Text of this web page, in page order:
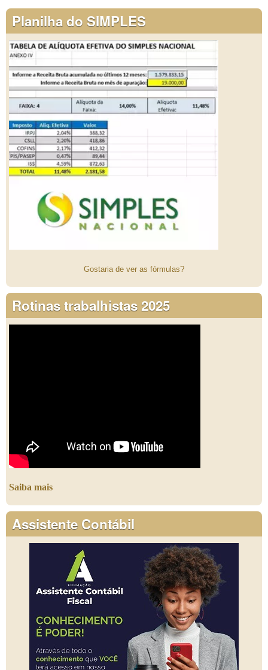
Planilha do SIMPLES
Gostaria de ver as fórmulas?
Rotinas trabalhistas 2025
Saiba mais
Assistente Contábil